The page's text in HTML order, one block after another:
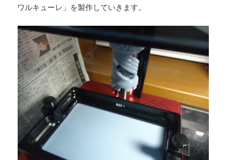
ワルキューレ」を製作していきます。